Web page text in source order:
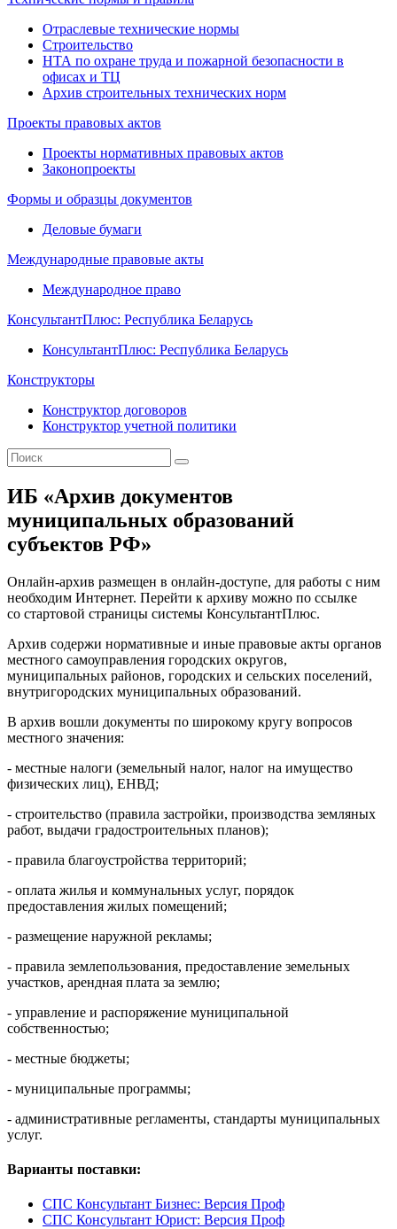
Отраслевые технические нормы
Строительство
НТА по охране труда и пожарной безопасности в
офисах и ТЦ
Архив строительных технических норм
Проекты правовых актов
Проекты нормативных правовых актов
Законопроекты
Формы и образцы документов
Деловые бумаги
Международные правовые акты
Международное право
КонсультантПлюс: Республика Беларусь
КонсультантПлюс: Республика Беларусь
Конструкторы
Конструктор договоров
Конструктор учетной политики
ИБ «Архив документов
муниципальных образований
субъектов РФ»
Онлайн-архив размещен в онлайн-доступе, для работы с ним
необходим Интернет. Перейти к архиву можно по ссылке
со стартовой страницы системы КонсультантПлюс.
Архив содержи нормативные и иные правовые акты органов
местного самоуправления городских округов,
муниципальных районов, городских и сельских поселений,
внутригородских муниципальных образований.
В архив вошли документы по широкому кругу вопросов
местного значения:
- местные налоги (земельный налог, налог на имущество
физических лиц), ЕНВД;
- строительство (правила застройки, производства земляных
работ, выдачи градостроительных планов);
- правила благоустройства территорий;
- оплата жилья и коммунальных услуг, порядок
предоставления жилых помещений;
- размещение наружной рекламы;
- правила землепользования, предоставление земельных
участков, арендная плата за землю;
- управление и распоряжение муниципальной
собственностью;
- местные бюджеты;
- муниципальные программы;
- административные регламенты, стандарты муниципальных
услуг.
Варианты поставки:
СПС Консультант Бизнес: Версия Проф
СПС Консультант Юрист: Версия Проф